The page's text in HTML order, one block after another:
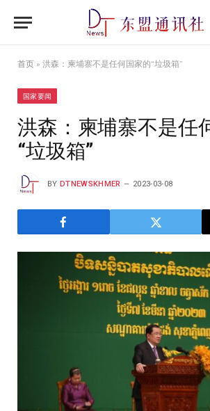
首页 » 洪森：柬埔寨不是任何国家的“垃圾箱”
国家要闻
洪森：柬埔寨不是任
“垃圾箱”
BY DTNEWSKHMER 2023-03-08